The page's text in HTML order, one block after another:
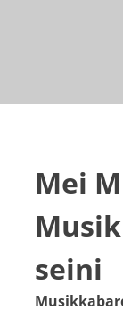
Mei
seini